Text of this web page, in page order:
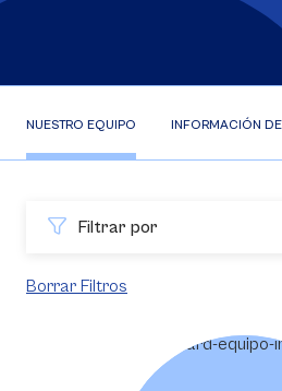
NUESTRO EQUIPO INFORMACIÓN
Filtrar por
Borrar Filtros